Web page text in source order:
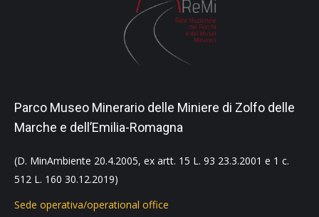
Parco Museo Minerario delle Miniere di Zolfo delle
Marche e dell’Emilia-Romagna
(D. MinAmbiente 20.4.2005, ex artt. 15 L. 93 23.3.2001 e 1 c.
512 L. 160 30.12.2019)
Sede operativa/operational office